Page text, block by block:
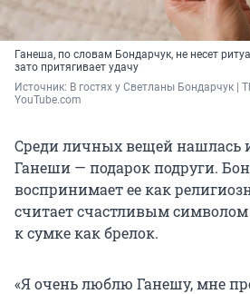
Ганеша, по словам Бондарчук, не несет
зато притягивает удачу
Источник: В гостях у Светланы Бондарчук |
YouTube.com
Среди личных вещей нашлась
Ганеши — подарок подруги.
воспринимает ее как
считает счастливым
к сумке как брелок.
«Я очень люблю Ганешу, мне